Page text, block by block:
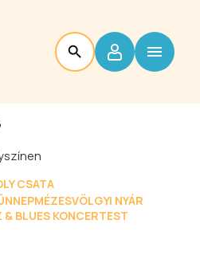
CSATA
MÉZESVÖLGYI NYÁR
& BLUES KONCERTEST